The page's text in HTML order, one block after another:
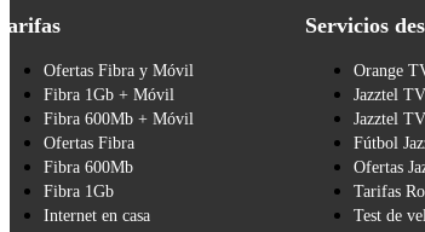
Ofertas Fibra y Móvil
Fibra 1Gb + Móvil
Fibra 600Mb + Móvil
Ofertas Fibra
Fibra 600Mb
Fibra 1Gb
Internet en casa
Servicios
Orange
Jazztel
Jazztel
Fútbol
Ofertas
Tarifas
Test de